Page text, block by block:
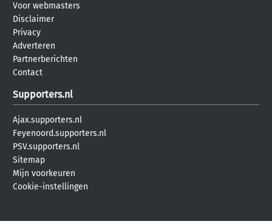
Voor webmasters
Disclaimer
Privacy
Adverteren
Partnerberichten
Contact
Supporters.nl
Ajax.supporters.nl
Feyenoord.supporters.nl
PSV.supporters.nl
Sitemap
Mijn voorkeuren
Cookie-instellingen